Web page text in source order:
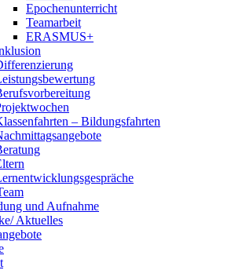
Epochenunterricht
Teamarbeit
ERASMUS+
– Bildungsfahrten
und Aufnahme
Aktuelles